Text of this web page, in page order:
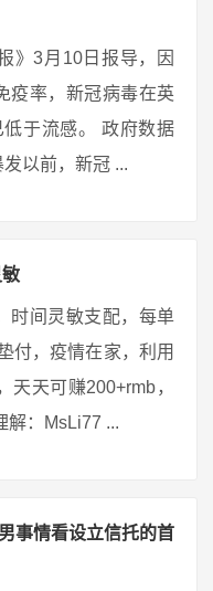
》3月10日报导，因
疫率，新冠病毒在英
于流感。 政府数据
以前，新冠 ...
时间灵敏支配，每单
付，疫情在家，利用
天可赚200+rmb，
解：MsLi77 ...
事情看设立信托的首